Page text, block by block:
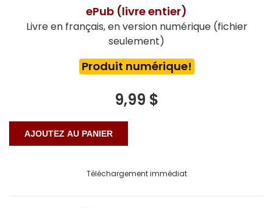
ePub (livre entier)
Livre en français, en version numérique (fichier
seulement)
Produit numérique!
9,99 $
Téléchargement immédiat